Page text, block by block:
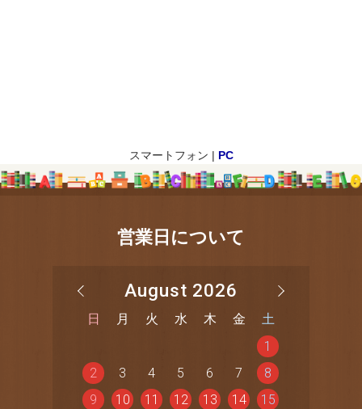
スマートフォン | PC
営業日について
August 2026
日 月 火 水 木 金
土
1
2
3 4 5 6 7
8
9
10 11 12 13 14
15